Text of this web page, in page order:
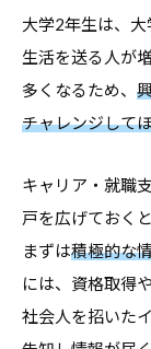
大学2年生は、
生活を送る人が
多くなるため、
チャレンジして
キャリア・就職
戸を広げておく
まずは積極的な
には、資格取得
社会人を招いた